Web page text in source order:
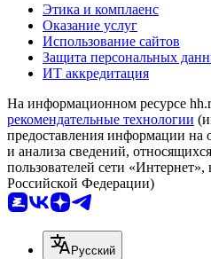
Этика и комплаенс
Оказание услуг
Использование сайтов
Защита персональных
ИТ аккредитация
На информационном ресурсе
рекомендательные технологии
предоставления информации на
и анализа сведений,
пользователей сети
Российской Федерации)
Русский